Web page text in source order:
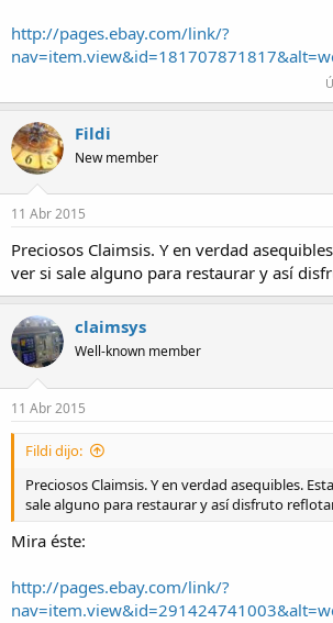
http://pages.ebay.com/link/?
Fildi
New member
11 Abr 2015
Preciosos Claimsis. Y en verdad
ver si sale alguno para restaurar y así
claimsys
Well-known member
11 Abr 2015
Fildi dijo:
Preciosos Claimsis. Y en verdad asequibles.
sale alguno para restaurar y así disfruto
Mira éste:
http://pages.ebay.com/link/?